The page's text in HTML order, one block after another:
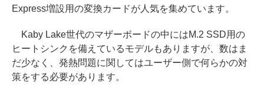
Express増設用の変換カードが人気を集めています。
Kaby Lake世代のマザーボードの中にはM.2 SSD用の
ヒートシンクを備えているモデルもありますが、数はま
だ少なく、発熱問題に関してはユーザー側で何らかの対
策をする必要があります。